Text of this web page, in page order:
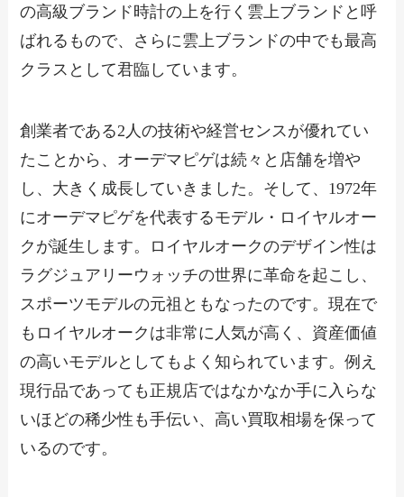
の高級ブランド時計の上を行く雲上ブランドと呼
ばれるもので、さらに雲上ブランドの中でも最高
クラスとして君臨しています。
創業者である2人の技術や経営センスが優れてい
たことから、オーデマピゲは続々と店舗を増や
し、大きく成長していきました。そして、1972年
にオーデマピゲを代表するモデル・ロイヤルオー
クが誕生します。ロイヤルオークのデザイン性は
ラグジュアリーウォッチの世界に革命を起こし、
スポーツモデルの元祖ともなったのです。現在で
もロイヤルオークは非常に人気が高く、資産価値
の高いモデルとしてもよく知られています。例え
現行品であっても正規店ではなかなか手に入らな
いほどの稀少性も手伝い、高い買取相場を保って
いるのです。